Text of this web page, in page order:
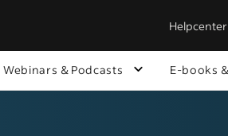
Helpcenter
Webinars & Podcasts E-books